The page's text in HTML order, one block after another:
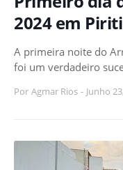
2024 em
A primeira noite do
foi um verdadeiro
Por Agmar Rios - Junho